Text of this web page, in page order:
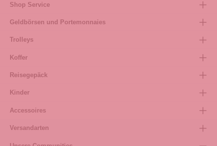
Shop Service
Geldbörsen und Portemonnaies
Trolleys
Koffer
Reisegepäck
Kinder
Accessoires
Versandarten